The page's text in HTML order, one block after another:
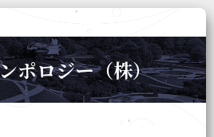
ポロジー（株）